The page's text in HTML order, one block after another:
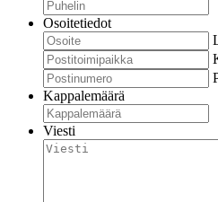
Osoitetiedot
Kappalemäärä
Viesti